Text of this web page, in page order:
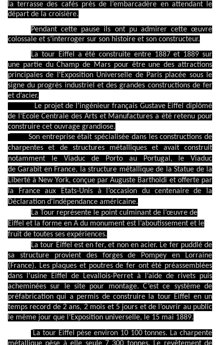
la terrasse des cafés près de l’embarcadère en attendant le
départ de la croisière.
Pendant cette pause ils ont pu admirer cette œuvre
colossale et s’interroger sur son histoire et son constructeur.
La tour Eiffel a été construite entre 1887 et 1889 sur
une partie du Champ de Mars pour être une des attractions
principales de
l'Exposition Universelle de Paris placée sous le
signe du progrès industriel et des grandes constructions de fer
et d’acier.
Le projet de l’ingénieur français Gustave Eiffel diplômé
de l’Ecole Centrale des Arts et Manufactures a été retenu pour
construire cet ouvrage grandiose.
Son entreprise était spécialisée dans les constructions de
charpentes et de structures métalliques et avait construit
notamment le Viaduc de Porto au Portugal, le Viaduc
de Garabit en France, la structure métallique de la Statue de la
Liberté à New York, conçue par Auguste Bartholdi et offerte par
la France aux Etats-Unis à l’occasion du centenaire de la
Déclaration d'indépendance américaine.
La Tour représente le point culminant de l’œuvre de
Eiffel et la forme en A du monument est l’aboutissement et le
fruit de toutes ses expériences.
La tour Eiffel est en fer, et non en acier. Le fer puddlé de
sa structure provient des forges de Pompey en Lorraine
(France). Les plaques et poutres de fer ont été préassemblées
dans l’usine Eiffel de Levallois-Perret à l’aide de rivets puis
acheminées sur le site pour montage. C’est ce système de
préfabrication qui a permis de construire la tour Eiffel en un
temps record de 2 ans, 2 mois et 5 jours et de l’ouvrir au public
le même jour que l’Exposition universelle, le 15 mai 1889.
La tour Eiffel pèse environ 10 100 tonnes. La charpente